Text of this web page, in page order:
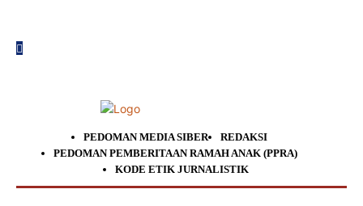
PEDOMAN MEDIA SIBER
REDAKSI
PEDOMAN PEMBERITAAN RAMAH ANAK (PPRA)
KODE ETIK JURNALISTIK